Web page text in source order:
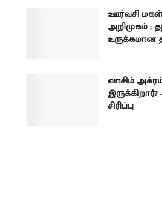
ஊர்வசி மகள்
அறிமுகம்
உருக்கமான
வாசிம்
சிரிப்பு